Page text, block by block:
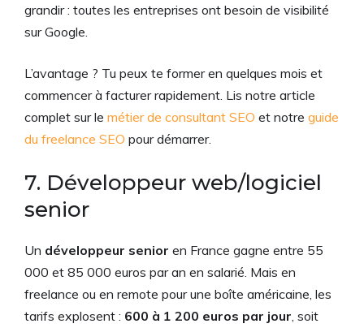
grandir : toutes les entreprises ont besoin de visibilité
sur Google.
L’avantage ? Tu peux te former en quelques mois et
commencer à facturer rapidement. Lis notre article
complet sur le métier de consultant SEO et notre guide
du freelance SEO pour démarrer.
7. Développeur web/logiciel
senior
Un développeur senior en France gagne entre 55
000 et 85 000 euros par an en salarié. Mais en
freelance ou en remote pour une boîte américaine, les
tarifs explosent : 600 à 1 200 euros par jour , soit